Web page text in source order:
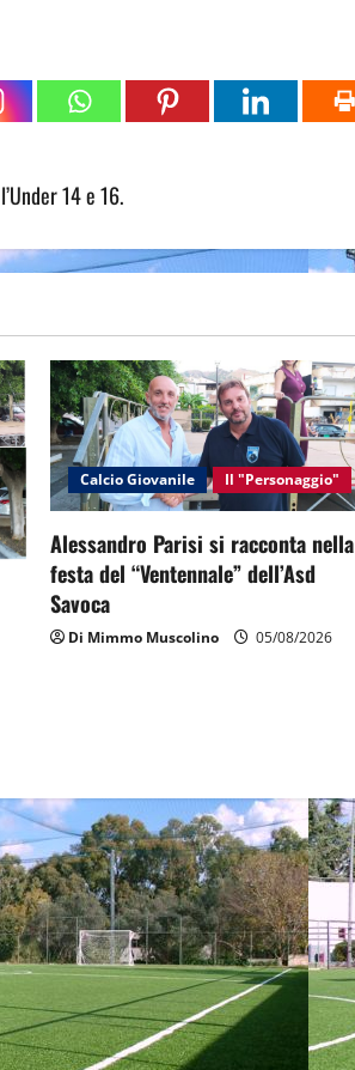
14 e 16.
Calcio Giovanile Il "Personaggio"
Alessandro Parisi si racconta nella
festa del “Ventennale” dell’Asd
Savoca
Di Mimmo Muscolino 05/08/2026